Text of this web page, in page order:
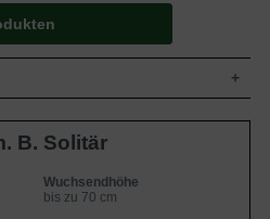
B. Solitär
Wuchsendhöhe
bis zu 70 cm